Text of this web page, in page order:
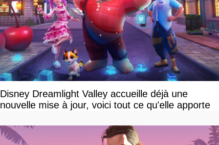
Disney Dreamlight Valley accueille déjà une
nouvelle mise à jour, voici tout ce qu'elle apporte